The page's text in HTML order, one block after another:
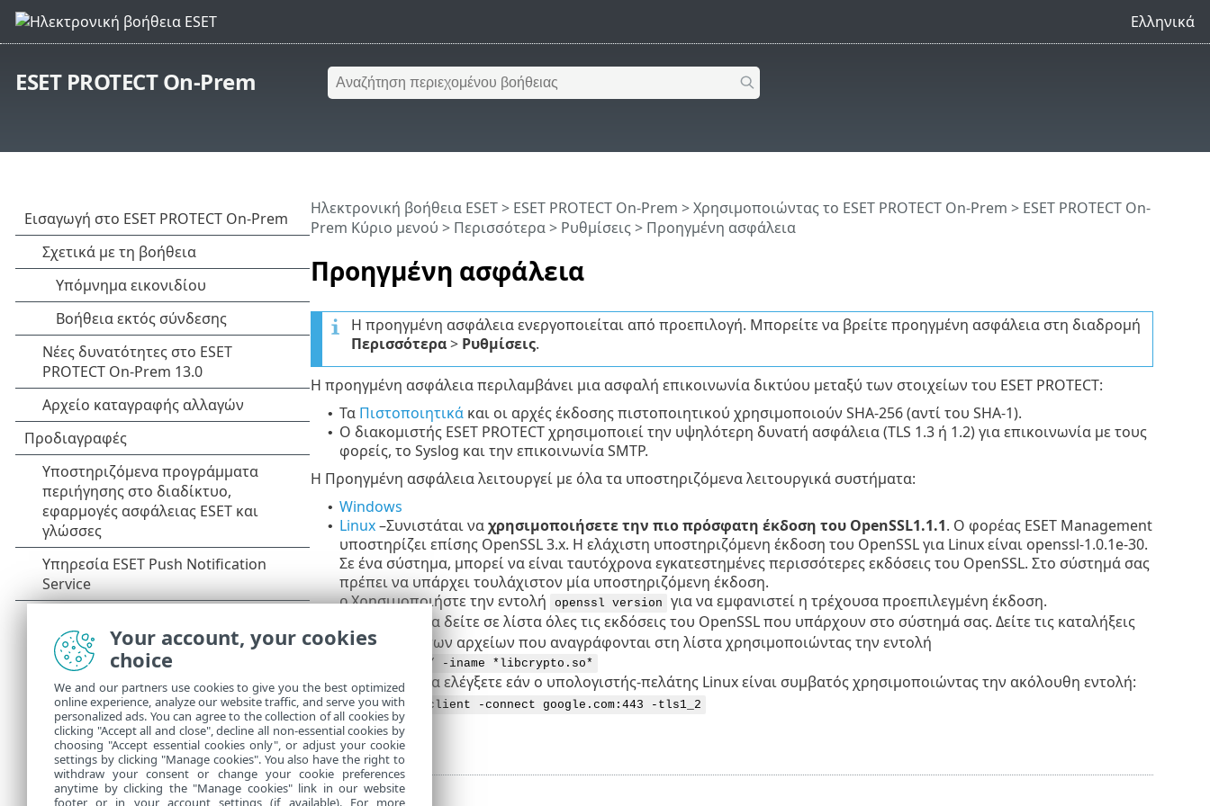
Ελληνικά
ESET PROTECT On-Prem
Προηγμένη ασφάλεια
Ηλεκτρονική βοήθεια ESET> ESET PROTECT On-Prem >Χρησιμοποιώντας το ESET PROTECT On-Prem > ESET PROTECT On-
Prem Κύριο μενού > Περισσότερα > Ρυθμίσεις> Προηγμένη ασφάλεια
Η προηγμένη ασφάλεια ενεργοποιείται από προεπιλογή. Μπορείτε να βρείτε προηγμένη ασφάλεια στη διαδρομή
Περισσότερα> Ρυθμίσεις.
Η προηγμένη ασφάλεια περιλαμβάνει μια ασφαλή επικοινωνία δικτύου μεταξύ των στοιχείων του ESET PROTECT:
• Τα Πιστοποιητικάκαι οι αρχές έκδοσης πιστοποιητικού χρησιμοποιούν SHA-256 (αντί του SHA-1).
• Ο διακομιστής ESET PROTECT χρησιμοποιεί την υψηλότερη δυνατή ασφάλεια (TLS 1.3 ή 1.2) για επικοινωνία με τους
φορείς, το Syslog και την επικοινωνία SMTP.
Η Προηγμένη ασφάλεια λειτουργεί με όλα τα υποστηριζόμενα λειτουργικά συστήματα:
• Windows
• Linux–Συνιστάται ναχρησιμοποιήσετε την πιο πρόσφατη έκδοση του OpenSSL1.1.1. Ο φορέας ESET Management
υποστηρίζει επίσης OpenSSL 3.x. Η ελάχιστη υποστηριζόμενη έκδοση του OpenSSL για Linux είναι openssl-1.0.1e-30.
Σε ένα σύστημα, μπορεί να είναι ταυτόχρονα εγκατεστημένες περισσότερες εκδόσεις του OpenSSL. Στο σύστημά σας
πρέπει να υπάρχει τουλάχιστον μία υποστηριζόμενη έκδοση.
oΧρησιμοποιήστε την εντολή openssl version για να εμφανιστεί η τρέχουσα προεπιλεγμένη έκδοση.
Μπορείτε να δείτε σε λίστα όλες τις εκδόσεις του OpenSSLπου υπάρχουν στο σύστημά σας. Δείτε τις καταλήξεις
των ονομάτων αρχείων που αναγράφονται στη λίστα χρησιμοποιώντας την εντολή
sudo find / -iname *libcrypto.so*
o Μπορείτε να ελέγξετε εάν ο υπολογιστής-πελάτης Linux είναι συμβατός χρησιμοποιώντας την ακόλουθη εντολή:
openssl s_client -connect google.com:443 -tls1_2
• macOS
Your account, your cookies
choice
We and our partners use cookies to give you the best optimized
online experience, analyze our website traffic, and serve you with
personalized ads. You can agree to the collection of all cookies by
clicking "Accept all and close", decline all non-essential cookies by
choosing "Accept essential cookies only", or adjust your cookie
settings by clicking "Manage cookies". You also have the right to
withdraw your consent or change your cookie preferences
anytime by clicking the "Manage cookies" link in our website
footer or in your account settings (if available). For more